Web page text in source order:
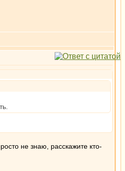
не знаю, расскажите кто-